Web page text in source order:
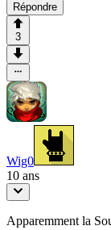
Répondre
3
Wig0
10 ans
Apparemment la